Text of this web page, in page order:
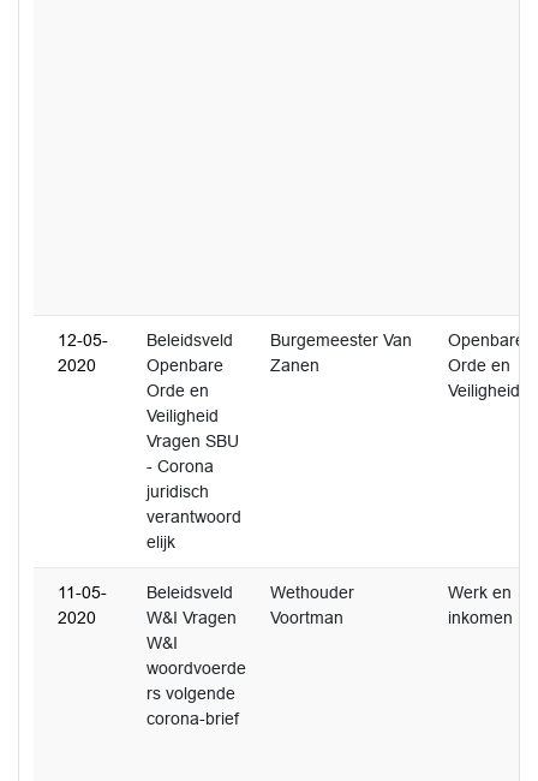
12-05-
2020
Beleidsveld
Openbare
Orde en
Veiligheid
Vragen SBU
- Corona
juridisch
verantwoord
elijk
Burgemeester Van
Zanen
Openbare
Orde en
Veiligheid
11-05-
2020
Beleidsveld
W&I Vragen
W&I
woordvoerde
rs volgende
corona-brief
Wethouder
Voortman
Werk en
inkomen